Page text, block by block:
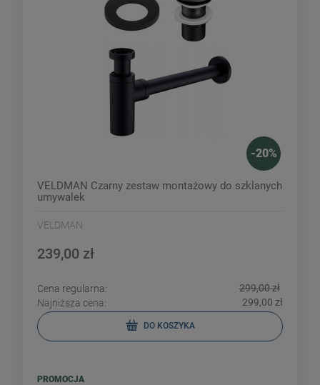
-20%
VELDMAN Czarny zestaw montażowy do szklanych
umywalek
VELDMAN
239,00 zł
Cena regularna:
299,00 zł
Najniższa cena:
299,00 zł
DO KOSZYKA
PROMOCJA